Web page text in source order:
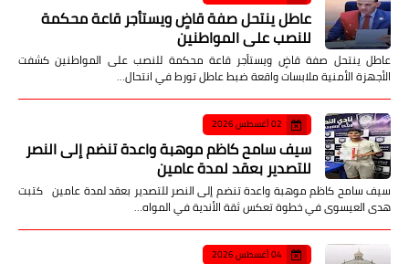
عاطل ينتحل صفة قاضٍ ويستأجر قاعة محكمة
للنصب على المواطنين
عاطل ينتحل صفة قاضٍ ويستأجر قاعة محكمة للنصب على المواطنين كشفت
الأجهزة الأمنية ملابسات واقعة ضبط عاطل تورط في انتحال…
02 أغسطس 2026
سيف سامح كاظم موهبة واعدة تنضم إلى النصر
للتصدير بعقد لمدة عامين
سيف سامح كاظم موهبة واعدة تنضم إلى النصر للتصدير بعقد لمدة عامين كتبت
هدى العيسوى في خطوة تعكس ثقة الأندية في المواه…
04 أغسطس 2026